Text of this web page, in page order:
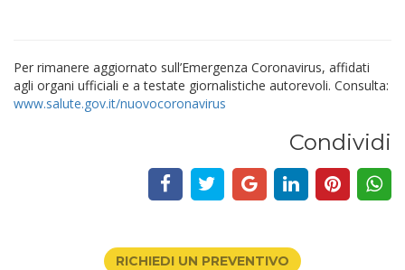
Per rimanere aggiornato sull’Emergenza Coronavirus, affidati
agli organi ufficiali e a testate giornalistiche autorevoli. Consulta:
www.salute.gov.it/nuovocoronavirus
Condividi
RICHIEDI UN PREVENTIVO